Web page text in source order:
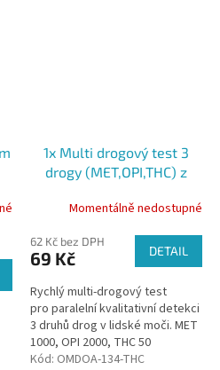
1x Multi drogový test 3
drogy (MET,OPI,THC) z
Momentálně nedostupné
62 Kč bez DPH
69 Kč DETAIL
Rychlý multi-drogový test
pro paralelní kvalitativní detekci
3 druhů drog v lidské moči. MET
1000, OPI 2000, THC 50
Profesionální použití
Kód: OMDOA-134-THC